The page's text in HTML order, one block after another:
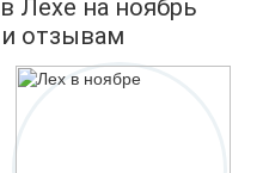
Лехе на ноябрь
отзывам